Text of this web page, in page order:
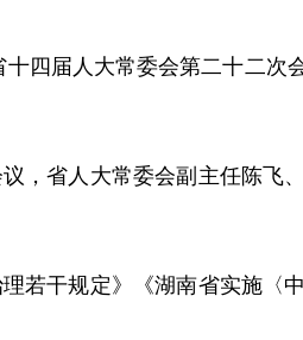
届人大常委会第二十二次
省人大常委会副主任陈飞
干规定》《湖南省实施〈